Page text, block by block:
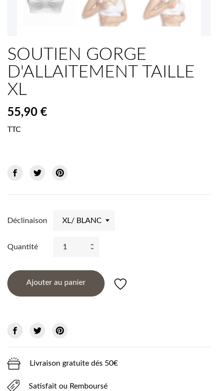
SOUTIEN GORGE
D'ALLAITEMENT TAILLE
XL
55,90 €
TTC
Déclinaison
Quantité
Ajouter au panier
Livraison gratuite dés 50€
Satisfait ou Remboursé